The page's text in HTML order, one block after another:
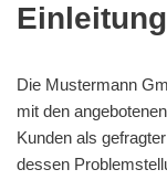
Einleitung
Die Mustermann
mit den
Kunden als
dessen